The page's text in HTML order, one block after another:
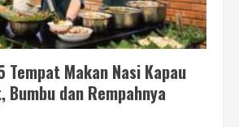
Tempat Makan Nasi Kapau
Bumbu dan Rempahnya